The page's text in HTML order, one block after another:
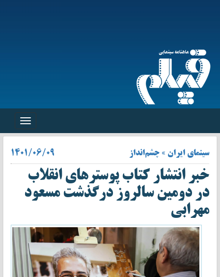
Toggle
سینمای ایران » چشم‌انداز ۱۴۰۱/۰۶/۰۹
خبر انتشار کتاب پوسترهای انقلاب
در دومین سالروز درگذشت مسعود
مهرابی